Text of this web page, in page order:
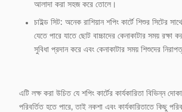
আলাদা করা সহজ করে তোলে।
চাইল্ড সিট: অনেক রাশিয়ান শপিং কার্টে শিশুর সিটের
যেতে পারে যাতে ছোট বাচ্চাদের কেনাকাটার সময় রক্ষা
সুবিধা প্রদান করে এবং কেনাকাটার সময় শিশুদের
এটি লক্ষ করা উচিত যে শপিং কার্টের কার্যকারিতা বিভিন্ন
পরিবর্তিত হতে পারে, তাই নকশা এবং কার্যকারিতাতে কিছু